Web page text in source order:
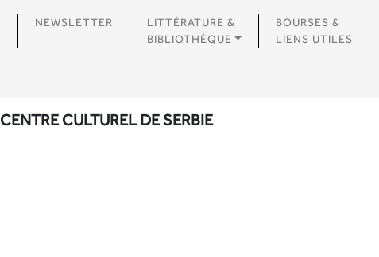
NEWSLETTER
LITTÉRATURE &
BIBLIOTHÈQUE
BOURSES &
LIENS UTILES
CENTRE CULTUREL DE SERBIE